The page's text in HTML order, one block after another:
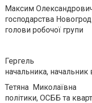
Максим
господарства
голови робочої групи
начальника, начальник
Тетяна
політики, ОСББ та